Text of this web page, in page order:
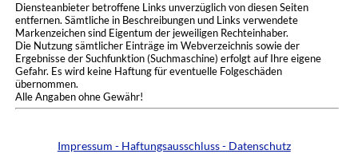
Diensteanbieter betroffene Links unverzüglich von diesen Seiten
entfernen. Sämtliche in Beschreibungen und Links verwendete
Markenzeichen sind Eigentum der jeweiligen Rechteinhaber.
Die Nutzung sämtlicher Einträge im Webverzeichnis sowie der
Ergebnisse der Suchfunktion (Suchmaschine) erfolgt auf Ihre eigene
Gefahr. Es wird keine Haftung für eventuelle Folgeschäden
übernommen.
Alle Angaben ohne Gewähr!
Impressum - Haftungsausschluss - Datenschutz